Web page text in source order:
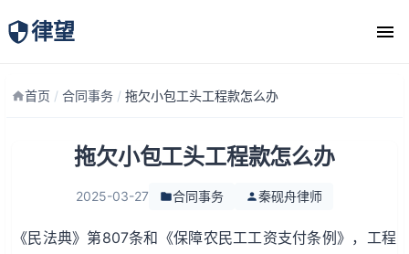
律望
律师团队
首页 / 合同事务 / 拖欠小包工头工程款怎么办
拖欠小包工头工程款怎么办
2025-03-27 合同事务 秦砚舟律师
《民法典》第807条和《保障农民工工资支付条例》，工程